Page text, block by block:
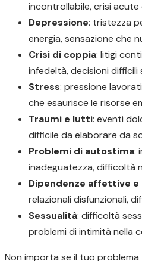
incontrollabile, crisi
Depressione: tristezza
energia, sensazione che
Crisi di coppia: litigi
infedeltà, decisioni
Stress: pressione
che esaurisce le risorse
Traumi e lutti: eventi
difficile da elaborare da
Problemi di autostima:
inadeguatezza, difficoltà
Dipendenze affettive
relazionali disfunzionali,
Sessualità: difficoltà
problemi di intimità nella
Non importa se il tuo